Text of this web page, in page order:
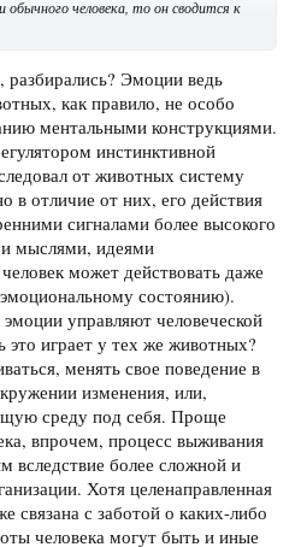
человека, то он сводится к
Эмоции ведь
как правило, не особо
ментальными конструкциями.
инстинктивной
от животных систему
в отличие от них, его действия
сигналами более высокого
мыслями, идеями
может действовать даже
состоянию).
управляют человеческой
играет у тех же животных?
менять свое поведение в
изменения, или,
среду под себя. Проще
впрочем, процесс выживания
вследствие более сложной и
Хотя целенаправленная
связана с заботой о каких-либо
человека могут быть и иные